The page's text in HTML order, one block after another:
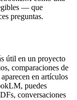
— que
preguntas.
útil en un proyecto
comparaciones de
en artículos
puedes
conversaciones